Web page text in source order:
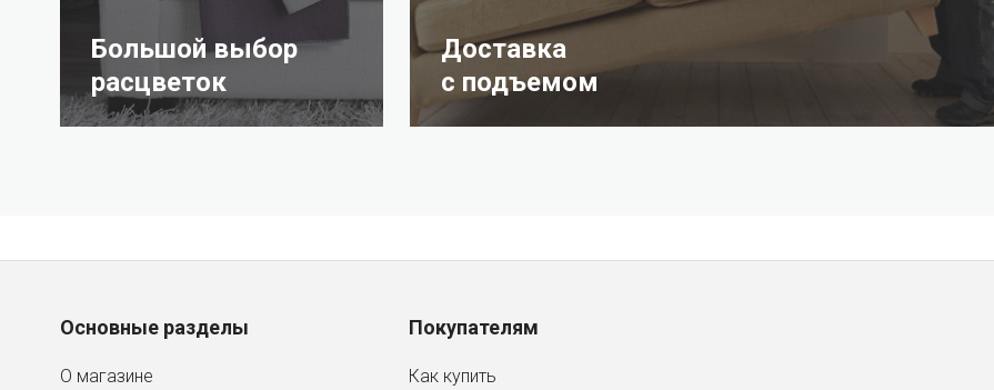
Большой выбор
расцветок
Доставка
с подъемом
Основные разделы
О магазине
Покупателям
Как купить